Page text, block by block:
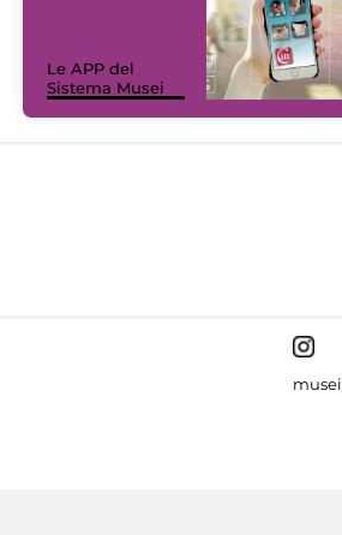
Le APP del
Sistema Musei